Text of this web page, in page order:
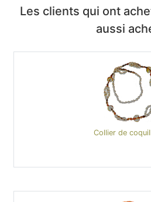
Les clients qui ont
aussi
Collier de